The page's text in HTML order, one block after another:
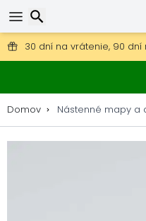
Poštovné zdarma na
30 dní na vrátenie, 90
Originálny výrobca máp
Domov Nástenné mapy a